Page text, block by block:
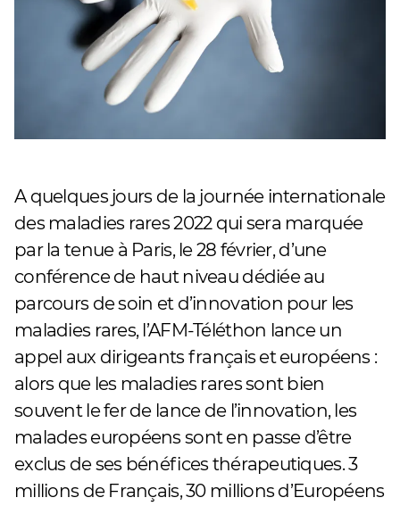
A quelques jours de la journée internationale
des maladies rares 2022 qui sera marquée
par la tenue à Paris, le 28 février, d’une
conférence de haut niveau dédiée au
parcours de soin et d’innovation pour les
maladies rares, l’AFM-Téléthon lance un
appel aux dirigeants français et européens :
alors que les maladies rares sont bien
souvent le fer de lance de l’innovation, les
malades européens sont en passe d’être
exclus de ses bénéfices thérapeutiques. 3
millions de Français, 30 millions d’Européens